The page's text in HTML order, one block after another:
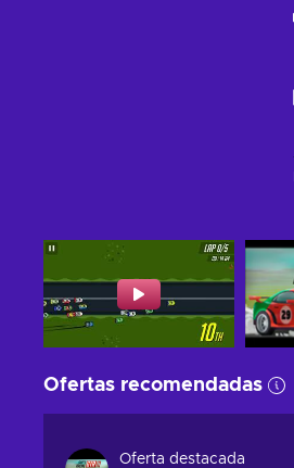
Ofertas recomendadas
Oferta destacada